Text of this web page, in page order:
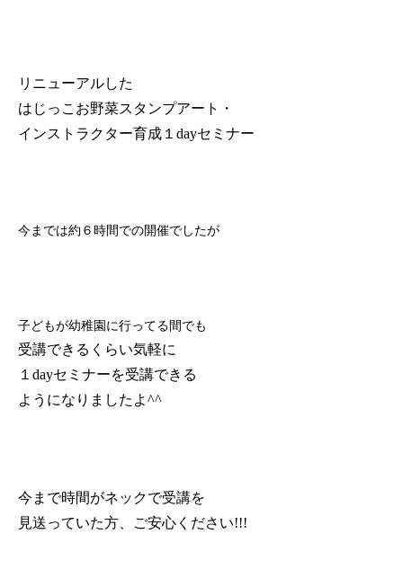
リニューアルした
はじっこお野菜スタンプアート・
インストラクター育成１dayセミナー
今までは約６時間での開催でしたが
子どもが幼稚園に行ってる間でも
受講できるくらい気軽に
１dayセミナーを受講できる
ようになりましたよ^^
今まで時間がネックで受講を
見送っていた方、ご安心ください!!!